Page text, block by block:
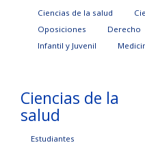
Ciencias de la salud
Oposiciones
Derecho
Infantil y Juvenil
Ciencias de la
salud
Estudiantes